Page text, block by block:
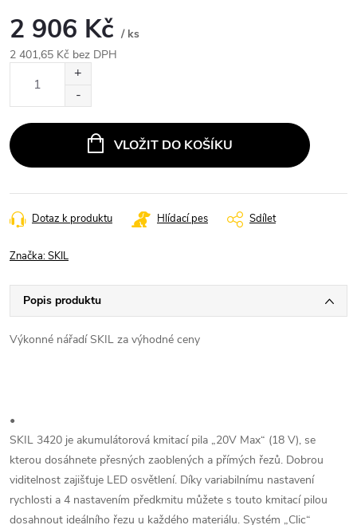
2 906 Kč / ks
2 401,65 Kč bez DPH
VLOŽIT DO KOŠÍKU
Dotaz k produktu Hlídací pes Sdílet
Značka:SKIL
Popis produktu
Výkonné nářadí SKIL za výhodné ceny
•
SKIL 3420 je akumulátorová kmitací pila „20V Max“ (18 V), se
kterou dosáhnete přesných zaoblených a přímých řezů. Dobrou
viditelnost zajišťuje LED osvětlení. Díky variabilnímu nastavení
rychlosti a 4 nastavením předkmitu můžete s touto kmitací pilou
dosahnout ideálního řezu u každého materiálu. Systém „Clic“